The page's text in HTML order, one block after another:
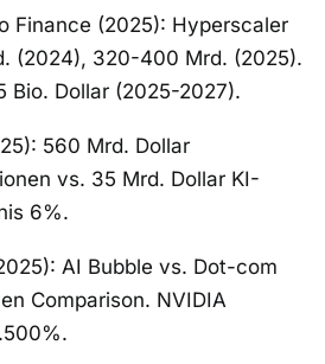
Finance (2025): Hyperscaler
(2024), 320-400 Mrd. (2025).
Bio. Dollar (2025-2027).
560 Mrd. Dollar
vs. 35 Mrd. Dollar KI-
6%.
AI Bubble vs. Dot-com
Comparison. NVIDIA